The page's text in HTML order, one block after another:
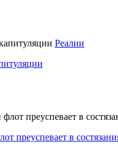
Реалии
преуспевает в